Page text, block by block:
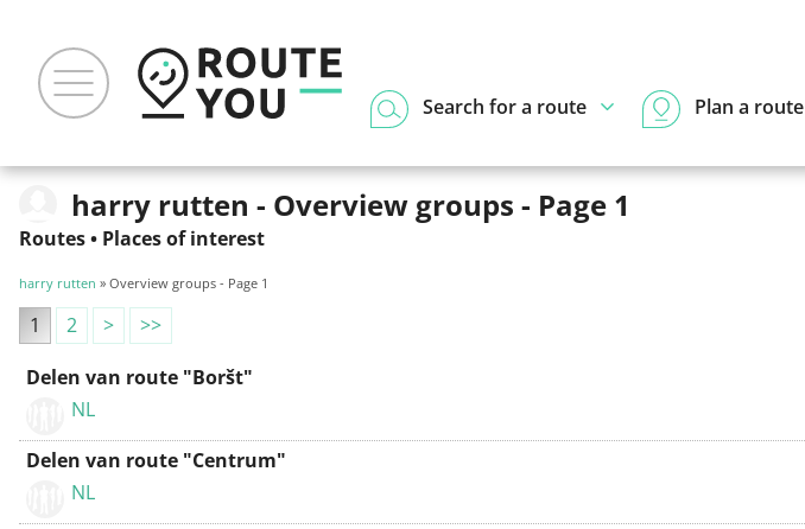
Search for a route Plan a route
harry rutten - Overview groups - Page 1
Routes• Places of interest
harry rutten » Overview groups - Page 1
1 2 >
>>
Delen van route "Boršt"
NL
Delen van route "Centrum"
NL